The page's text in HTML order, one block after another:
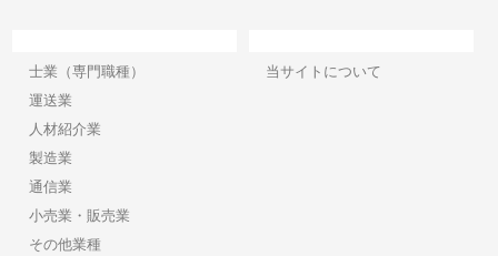
士業（専門職種）
運送業
人材紹介業
製造業
通信業
小売業・販売業
その他業種
当サイトについて